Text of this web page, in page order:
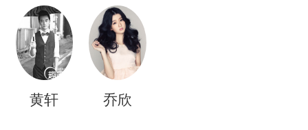
黄轩 乔欣